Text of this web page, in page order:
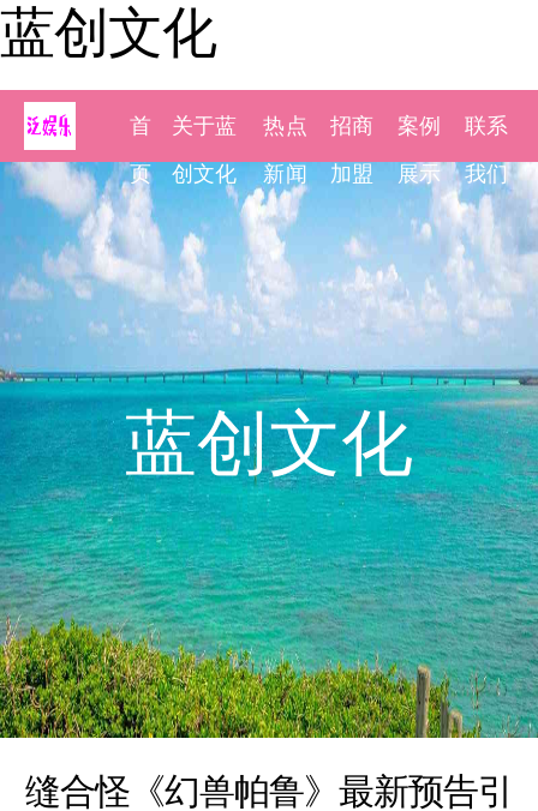
蓝创文化
首
页
关于蓝
创文化
热点
新闻
招商
加盟
案例
展示
联系
我们
蓝创文化
缝合怪《幻兽帕鲁》最新预告引